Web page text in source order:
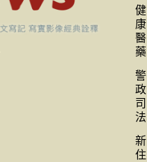
健
康
醫
藥
警
政
司
法
新
住